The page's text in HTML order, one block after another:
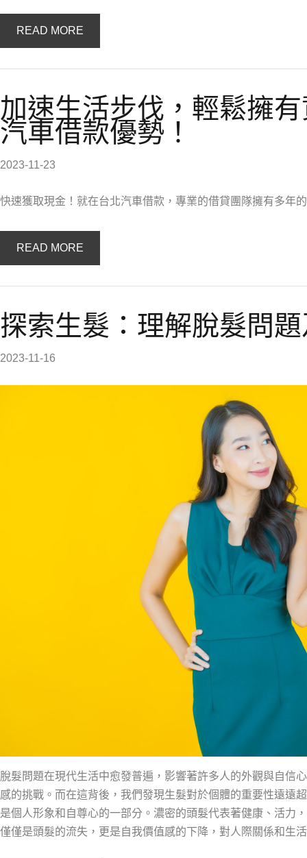
READ MORE
加速生活步伐，輕鬆擁
汽車借款優勢！
2023-11-23
快速獲取現金！就在台北汽車借款，專業的借貸團隊擁有多年
READ MORE
探索生髮：理解脫髮問
2023-11-16
脫髮問題在現代生活中愈發普遍，影響著許多人的外觀與自信
感的挑戰。而在這背後，我們發現生髮對於個體的重要性遠遠
是個人形象和自尊心的一部分。濃密的頭髮代表著健康、活力
僅僅是頭髮的流失，更是自我價值感的下降，對人際關係和生